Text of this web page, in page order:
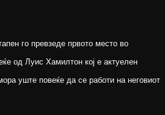
го превзеде првото место во
од Луис Хамилтон кој е актуелен
уште повеќе да се работи на неговиот